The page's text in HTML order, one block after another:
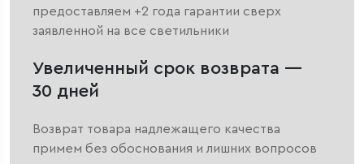
предоставляем +2 года гарантии сверх
заявленной на все светильники
Увеличенный срок возврата —
30 дней
Возврат товара надлежащего качества
примем без обоснования и лишних вопросов